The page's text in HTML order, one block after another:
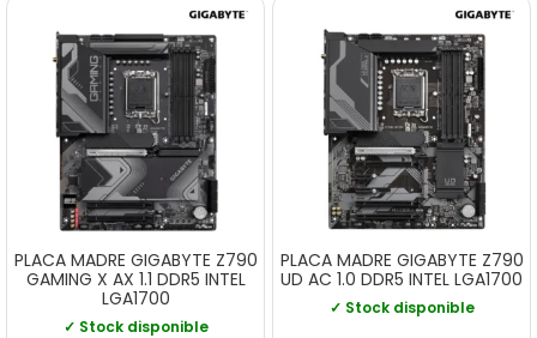
PLACA MADRE GIGABYTE Z790
GAMING X AX 1.1 DDR5 INTEL
LGA1700
✓ Stock disponible
PLACA MADRE GIGABYTE Z790
UD AC 1.0 DDR5 INTEL LGA1700
✓ Stock disponible